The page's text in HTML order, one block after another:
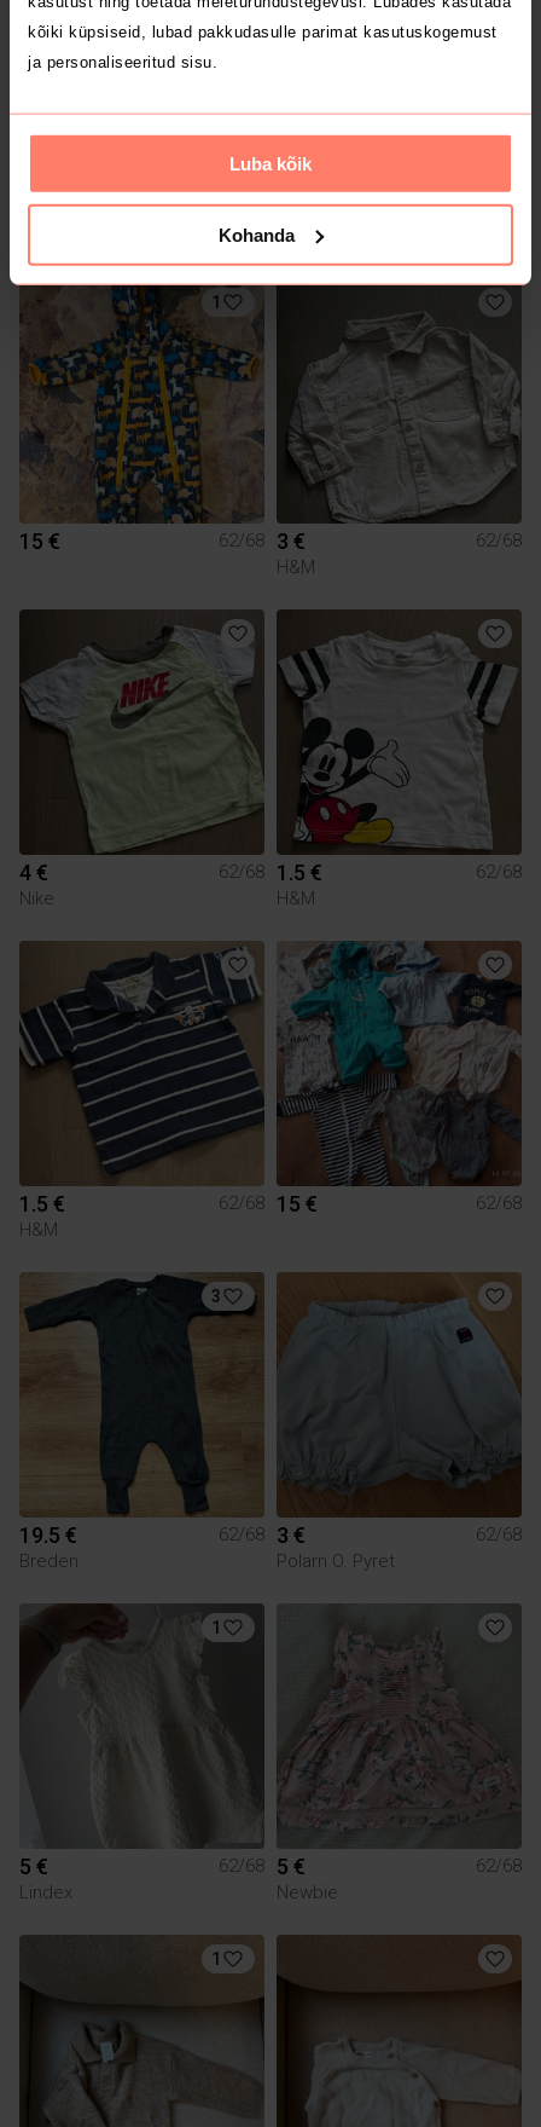
kõiki küpsiseid, lubad pakkudasulle parimat kasutuskogemust
ja personaliseeritud sisu.
Luba kõik
Kohanda
8 €
62/68 10 €
62/68
Kappahl
1
15 € 62/68 3 €
62/68
H&M
4 €
62/68
Nike
1.5 €
62/68
H&M
1.5 €
62/68
H&M
15 € 62/68
3
19.5 €
62/68
Breden
3 €
62/68
Polarn O. Pyret
1
5 €
62/68
Lindex
5 €
62/68
Newbie
1